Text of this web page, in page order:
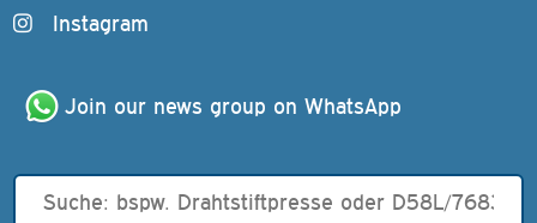
Instagram
Join our news group on WhatsApp